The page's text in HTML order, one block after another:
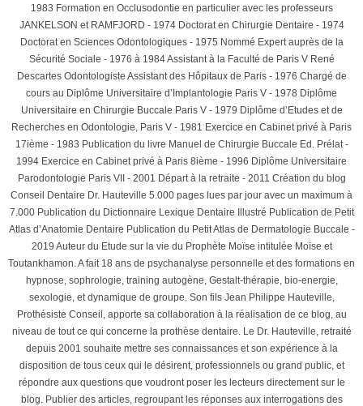
1983 Formation en Occlusodontie en particulier avec les professeurs
JANKELSON et RAMFJORD - 1974 Doctorat en Chirurgie Dentaire - 1974
Doctorat en Sciences Odontologiques - 1975 Nommé Expert auprès de la
Sécurité Sociale - 1976 à 1984 Assistant à la Faculté de Paris V René
Descartes Odontologiste Assistant des Hôpitaux de Paris - 1976 Chargé de
cours au Diplôme Universitaire d’Implantologie Paris V - 1978 Diplôme
Universitaire en Chirurgie Buccale Paris V - 1979 Diplôme d’Etudes et de
Recherches en Odontologie, Paris V - 1981 Exercice en Cabinet privé à Paris
17ième - 1983 Publication du livre Manuel de Chirurgie Buccale Ed. Prélat -
1994 Exercice en Cabinet privé à Paris 8ième - 1996 Diplôme Universitaire
Parodontologie Paris VII - 2001 Départ à la retraite - 2011 Création du blog
Conseil Dentaire Dr. Hauteville 5.000 pages lues par jour avec un maximum à
7.000 Publication du Dictionnaire Lexique Dentaire Illustré Publication de Petit
Atlas d’Anatomie Dentaire Publication du Petit Atlas de Dermatologie Buccale -
2019 Auteur du Etude sur la vie du Prophète Moïse intitulée Moïse et
Toutankhamon. A fait 18 ans de psychanalyse personnelle et des formations en
hypnose, sophrologie, training autogène, Gestalt-thérapie, bio-energie,
sexologie, et dynamique de groupe. Son fils Jean Philippe Hauteville,
Prothésiste Conseil, apporte sa collaboration à la réalisation de ce blog, au
niveau de tout ce qui concerne la prothèse dentaire. Le Dr. Hauteville, retraité
depuis 2001 souhaite mettre ses connaissances et son expérience à la
disposition de tous ceux qui le désirent, professionnels ou grand public, et
répondre aux questions que voudront poser les lecteurs directement sur le
blog. Publier des articles, regroupant les réponses aux interrogations des